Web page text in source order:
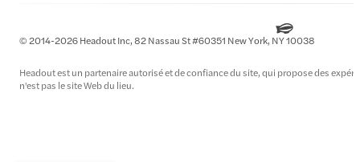
© 2014-2026 Headout Inc, 82 Nassau St #60351 New York, NY 10038
Headout est un partenaire autorisé et de confiance du site, qui propose des
n'est pas le site Web du lieu.